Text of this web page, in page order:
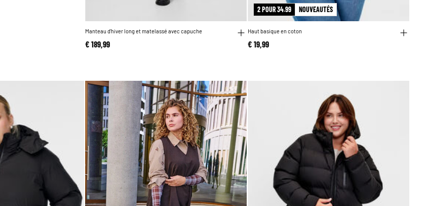
Manteau d'hiver long et matelassé avec capuche
€ 189,99
2 POUR 34.99 NOUVEAUTÉS
Haut basique en coton
€ 19,99